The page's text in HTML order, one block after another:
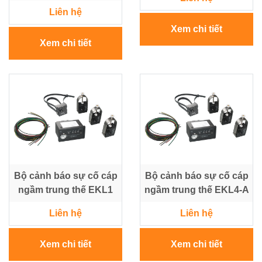
Liên hệ
Xem chi tiết
Xem chi tiết
Bộ cảnh báo sự cố cáp
ngầm trung thế EKL1
Liên hệ
Xem chi tiết
Bộ cảnh báo sự cố cáp
ngầm trung thế EKL4-A
Liên hệ
Xem chi tiết